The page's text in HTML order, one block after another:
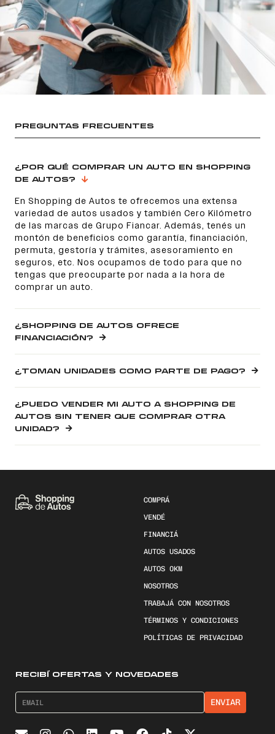
PREGUNTAS FRECUENTES
¿POR QUÉ COMPRAR UN AUTO EN SHOPPING
DE AUTOS?
En Shopping de Autos te ofrecemos una extensa
variedad de autos usados y también Cero Kilómetro
de las marcas de Grupo Fiancar. Además, tenés un
montón de beneficios como garantía, financiación,
permuta, gestoría y trámites, asesoramiento en
seguros, etc. Nos ocupamos de todo para que no
tengas que preocuparte por nada a la hora de
comprar un auto.
¿SHOPPING DE AUTOS OFRECE
FINANCIACIÓN?
¿TOMAN UNIDADES COMO PARTE DE PAGO?
¿PUEDO VENDER MI AUTO A SHOPPING DE
AUTOS SIN TENER QUE COMPRAR OTRA
UNIDAD?
COMPRÁ
VENDÉ
FINANCIÁ
AUTOS USADOS
AUTOS 0KM
NOSOTROS
TRABAJÁ CON NOSOTROS
TÉRMINOS Y CONDICIONES
POLÍTICAS DE PRIVACIDAD
RECIBÍ OFERTAS Y NOVEDADES